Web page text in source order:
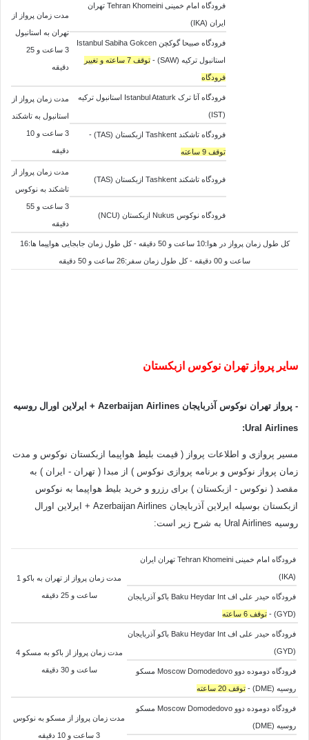
فرودگاه امام خمینی Tehran Khomeini تهران
ایران (IKA)
مدت زمان پرواز از
تهران به استانبول
3 ساعت و 25
دقیقه
فرودگاه صبیحا گوکچن Istanbul Sabiha Gokcen
استانبول ترکیه (SAW) - توقف 7 ساعته و تغییر
فرودگاه
فرودگاه آتا ترک Istanbul Ataturk استانبول ترکیه
(IST)
مدت زمان پرواز از
استانبول به تاشکند
3 ساعت و 10
دقیقه
فرودگاه تاشکند Tashkent ازبکستان (TAS) -
توقف 9 ساعته
فرودگاه تاشکند Tashkent ازبکستان (TAS)
مدت زمان پرواز از
تاشکند به نوکوس
3 ساعت و 55
دقیقه
فرودگاه نوکوس Nukus ازبکستان (NCU)
کل طول زمان پرواز در هوا:10 ساعت و 50 دقیقه - کل طول زمان جابجایی هواپیما ها:16
ساعت و 00 دقیقه - کل طول زمان سفر:26 ساعت و 50 دقیقه
سایر پرواز تهران نوکوس ازبکستان
- پرواز تهران نوکوس آذربایجان Azerbaijan Airlines + ایرلاین اورال روسیه
Ural Airlines
:
مسیر پروازی و اطلاعات پرواز ( قیمت بلیط هواپیما ازبکستان نوکوس و مدت
زمان پرواز نوکوس و برنامه پروازی نوکوس ) از مبدا ( تهران - ایران ) به
مقصد ( نوکوس - ازبکستان ) برای رزرو و خرید بلیط هواپیما به نوکوس
ازبکستان بوسیله ایرلاین آذربایجان Azerbaijan Airlines + ایرلاین اورال
روسیه Ural Airlines به شرح زیر است:
فرودگاه امام خمینی Tehran Khomeini تهران ایران
(IKA) مدت زمان پرواز از تهران به باکو 1
ساعت و 25 دقیقه فرودگاه حیدر علی اف Baku Heydar Int باکو آذربایجان
(GYD) - توقف 6 ساعته
فرودگاه حیدر علی اف Baku Heydar Int باکو آذربایجان
(GYD) مدت زمان پرواز از باکو به مسکو 4
ساعت و 30 دقیقه فرودگاه دوموده دوو Moscow Domodedovo مسکو
روسیه (DME) - توقف 20 ساعته
فرودگاه دوموده دوو Moscow Domodedovo مسکو
روسیه (DME)
مدت زمان پرواز از مسکو به نوکوس
3 ساعت و 10 دقیقه